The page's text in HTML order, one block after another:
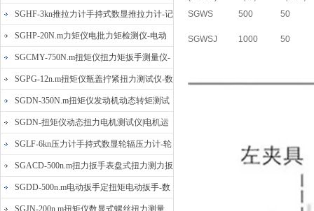
矩检测扳手价格
SGHF-3kn推拉力计手持式数显推拉力计-记
忆数据拉压力测力计
SGHP-20N.m力矩仪电批力矩检测仪-电动
螺丝批扭力矩测试仪
SGCMY-750N.m扭矩仪扭力矩扳手测量仪-
校准扳手扭力精度测试仪
SGPG-12n.m扭矩仪瓶盖拧紧扭力测试仪-数
显式瓶盖扭力矩仪
SGDN-350N.m扭矩仪发动机动态转矩测试
仪-动态电机扭矩测量仪
SGDN-扭矩仪动态扭力电机测试仪|电机运
转摩擦力扭矩仪
SGLF-6kn压力计手持式数显轮辐压力计-轮
辐称重压力测力计
SGACD-500n.m扭力扳手表盘式扭力测力扳
手-表盘扭力矩检测扳手
SGDD-500n.m电动扳手定扭矩电动扳手-数
显式电动定扭力矩扳手
SGJN-200n.m扭矩仪数显式螺丝扭力测量
SGWS
500 50
SGWSJ 1000 50